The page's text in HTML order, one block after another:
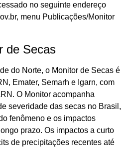
no seguinte endereço
menu Publicações/Monitor
de Secas
do Norte, o Monitor de Secas é
Emater, Semarh e Igarn, com
O Monitor acompanha
severidade das secas no Brasil,
fenômeno e os impactos
prazo. Os impactos a curto
de precipitações recentes até